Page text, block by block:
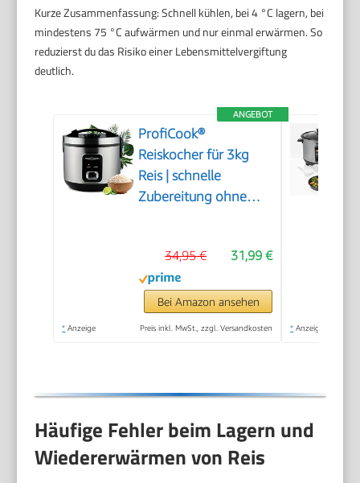
Kurze Zusammenfassung: Schnell kühlen, bei 4 °C lagern, bei
mindestens 75 °C aufwärmen und nur einmal erwärmen. So
reduzierst du das Risiko einer Lebensmittelvergiftung
deutlich.
ANGEBOT
ProfiCook®
Reiskocher für 3kg
Reis | schnelle
Zubereitung ohne
inkl. Messbecher &
Reislöffel | Rice
Cooker mit Antihaft |
Reiskocher mit
31,99 €
34,95 €
Bei Amazon ansehen
* Anzeige Preis inkl. MwSt., zzgl. Versandkosten * Anzeige
Häufige Fehler beim Lagern und
Wiedererwärmen von Reis